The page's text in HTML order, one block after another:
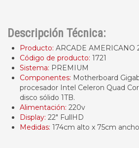
Descripción Técnica:
Producto: ARCADE AMERICANO
Código de producto: 1721
Sistema: PREMIUM
Componentes: Motherboard
procesador Intel Celeron Quad
disco sólido 1TB.
Alimentación: 220v
Display: 22" FullHD
Medidas: 174cm alto x 75cm